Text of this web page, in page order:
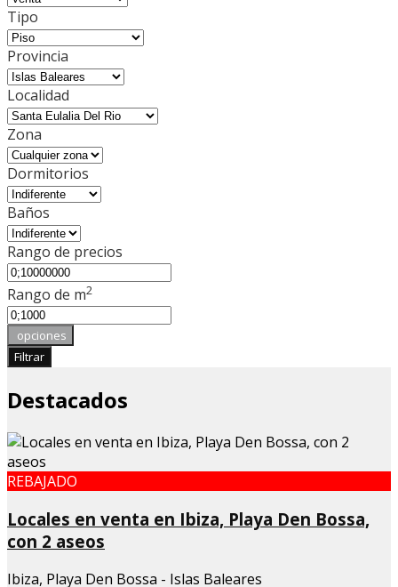
Tipo
Provincia
Localidad
Zona
Dormitorios
Baños
Rango de precios
Rango de m2
opciones
Filtrar
Destacados
REBAJADO
Locales en venta en Ibiza, Playa Den Bossa,
con 2 aseos
Ibiza, Playa Den Bossa - Islas Baleares